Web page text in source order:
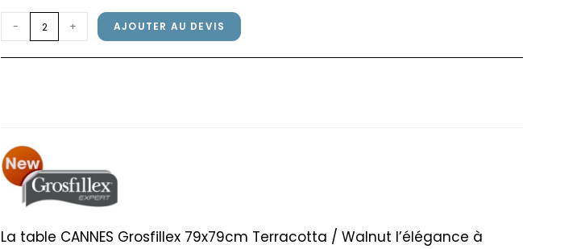
quantité
de
Table
Terracotta
/
Walnut
- + AJOUTER AU DEVIS
La table CANNES Grosfillex 79x79cm Terracotta / Walnut l’élégance à